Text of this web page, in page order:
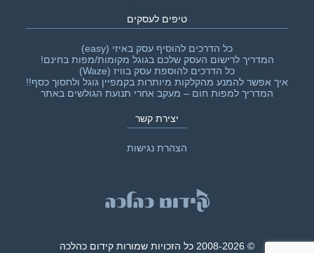
טיפים לעסקים
כל הדרכים להוסיף עסק באיזי (easy)
המדריך לרישום העסק שלכם בגוגל מקומות/מפות בחינם!
כל הדרכים להוספת עסק בוויז (Waze)
איך אפשר להמנע מהקלקות מיותרות בקמפיין גוגל ולחסוך כסף!!‎
המדריך למפות חום – מעקב אחרי תנועת הגולשים באתר
יצירת קשר
הצהרת נגישות
© 2008-2026 כל הזכויות שמורות קידום כהלכה